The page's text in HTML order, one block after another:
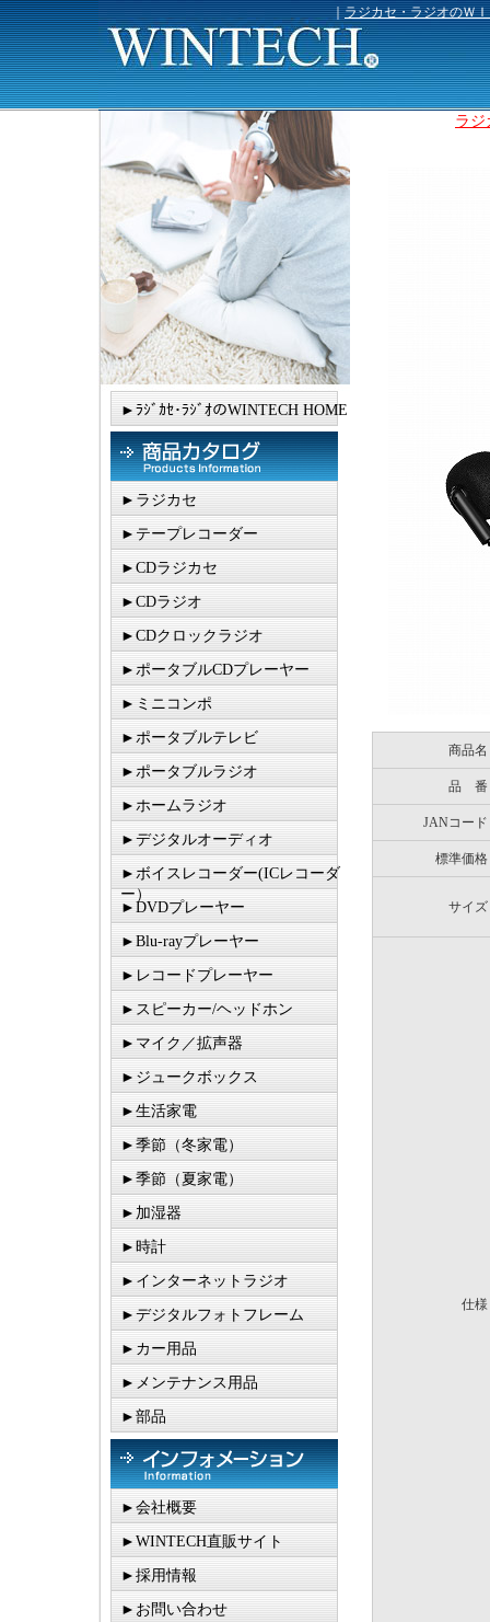
｜ラジカセ・ラジオのＷ
►ﾗｼﾞｶｾ･ﾗｼﾞｵのWINTECH HOME
►ラジカセ
►テープレコーダー
►CDラジカセ
►CDラジオ
►CDクロックラジオ
►ポータブルCDプレーヤー
►ミニコンポ
►ポータブルテレビ
►ポータブルラジオ
►ホームラジオ
►デジタルオーディオ
►ボイスレコーダー(ICレコーダ
ー）
►DVDプレーヤー
►Blu-rayプレーヤー
►レコードプレーヤー
►スピーカー/ヘッドホン
►マイク／拡声器
►ジュークボックス
►生活家電
►季節（冬家電）
►季節（夏家電）
►加湿器
►時計
►インターネットラジオ
►デジタルフォトフレーム
►カー用品
►メンテナンス用品
►部品
►会社概要
►WINTECH直販サイト
►採用情報
►お問い合わせ
ラジ
商品名
品 番
JANコード
標準価格
サイズ
仕様